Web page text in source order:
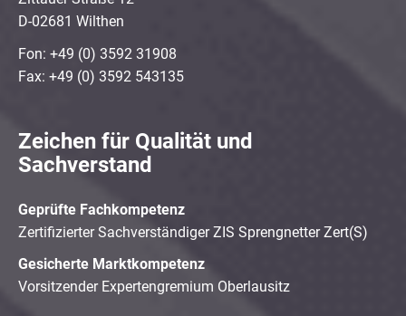
D-02681 Wilthen
Fon: +49 (0) 3592 31908
Fax: +49 (0) 3592 543135
Zeichen für Qualität und
Sachverstand
Geprüfte Fachkompetenz
Zertifizierter Sachverständiger ZIS Sprengnetter Zert(S)
Gesicherte Marktkompetenz
Vorsitzender Expertengremium Oberlausitz